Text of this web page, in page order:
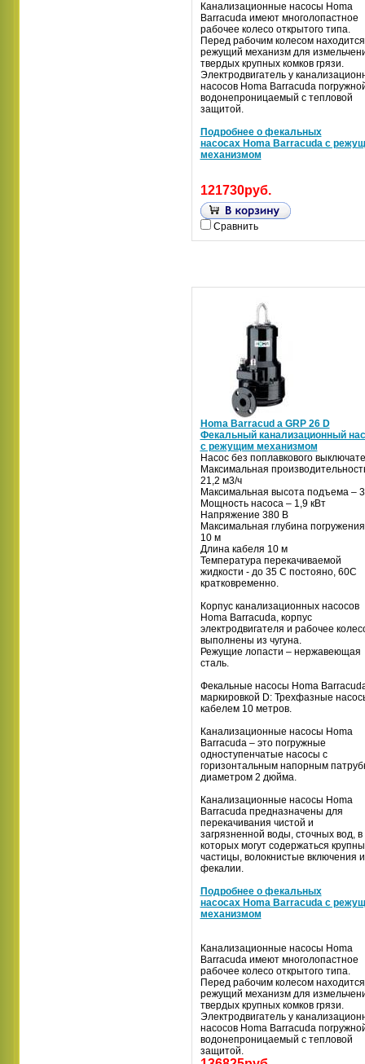
Канализационные насосы Homa
Barracuda имеют многолопастное
рабочее колесо открытого типа.
Перед рабочим колесом находится
режущий механизм для
твердых крупных комков грязи.
Электродвигатель у
насосов Homa Barracuda
водонепроницаемый с тепловой
защитой.
Подробнее о фекальных
насосах Homa Barracuda с
механизмом
121730руб.
Сравнить
Homa Barracud a GRP 26 D
Фекальный канализационный
с режущим механизмом
Насос без поплавкового
Максимальная
21,2 м3/ч
Максимальная высота подъема –
Мощность насоса – 1,9 кВт
Напряжение 380 В
Максимальная глубина
10 м
Длина кабеля 10 м
Температура перекачиваемой
жидкости - до 35 С постояно, 60С
кратковременно.
Корпус канализационных насосов
Homa Barracuda, корпус
электродвигателя и рабочее
выполнены из чугуна.
Режущие лопасти – нержавеющая
сталь.
Фекальные насосы Homa
маркировкой D: Трехфазные
кабелем 10 метров.
Канализационные насосы Homa
Barracuda – это погружные
одноступенчатые насосы с
горизонтальным напорным
диаметром 2 дюйма.
Канализационные насосы Homa
Barracuda предназначены для
перекачивания чистой и
загрязненной воды, сточных вод, в
которых могут содержаться
частицы, волокнистые включения и
фекалии.
Подробнее о фекальных
насосах Homa Barracuda с
механизмом
Канализационные насосы Homa
Barracuda имеют многолопастное
рабочее колесо открытого типа.
Перед рабочим колесом находится
режущий механизм для
твердых крупных комков грязи.
Электродвигатель у
насосов Homa Barracuda
водонепроницаемый с тепловой
защитой.